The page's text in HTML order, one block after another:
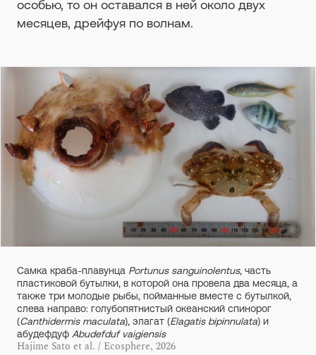
особью, то он оставался в ней около двух
месяцев, дрейфуя по волнам.
Самка краба-плавунца Portunus sanguinolentus, часть
пластиковой бутылки, в которой она провела два месяца, а
также три молодые рыбы, пойманные вместе с бутылкой,
слева направо: голубопятнистый океанский спинорог
(Canthidermis maculata), элагат (Elagatis bipinnulata) и
абудефдуф Abudefduf vaigiensis
Hajime Sato et al. / Ecosphere, 2026